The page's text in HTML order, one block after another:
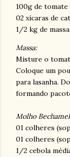
100g de
02 xícaras de
1/2 kg de
Massa:
Misture o
Coloque um
para lasanha.
formando
Molho Bechamel
01 colheres
01 colheres
1/2 cebola